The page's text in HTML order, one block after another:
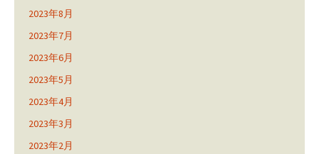
2023年8月
2023年7月
2023年6月
2023年5月
2023年4月
2023年3月
2023年2月